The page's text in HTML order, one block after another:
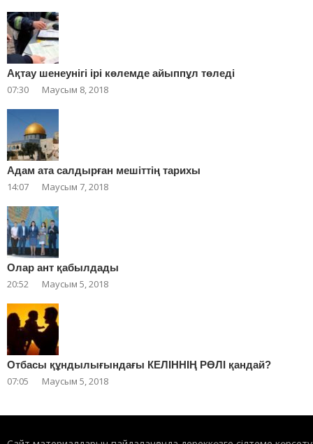
Ақтау шенеунігі ірі көлемде айыппұл төледі
07:30 Маусым 8, 2018
Адам ата салдырған мешіттің тарихы
14:07 Маусым 7, 2018
Олар ант қабылдады
20:52 Маусым 5, 2018
Отбасы құндылығындағы КЕЛІННІҢ РӨЛІ қандай?
07:05 Маусым 5, 2018